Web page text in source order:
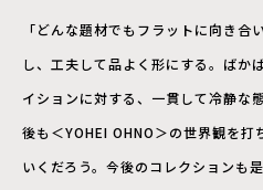
「どんな題材でもフラットに向き合
し、工夫して品よく形にする。ばか
イションに対する、一貫して冷静な
後も＜YOHEI OHNO＞の世界観を打
いくだろう。今後のコレクションも